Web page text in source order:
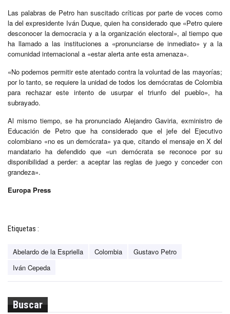
Las palabras de Petro han suscitado críticas por parte de voces como
la del expresidente Iván Duque, quien ha considerado que «Petro quiere
desconocer la democracia y a la organización electoral», al tiempo que
ha llamado a las instituciones a «pronunciarse de inmediato» y a la
comunidad internacional a «estar alerta ante esta amenaza».
«No podemos permitir este atentado contra la voluntad de las mayorías;
por lo tanto, se requiere la unidad de todos los demócratas de Colombia
para rechazar este intento de usurpar el triunfo del pueblo», ha
subrayado.
Al mismo tiempo, se ha pronunciado Alejandro Gaviria, exministro de
Educación de Petro que ha considerado que el jefe del Ejecutivo
colombiano «no es un demócrata» ya que, citando el mensaje en X del
mandatario ha defendido que «un demócrata se reconoce por su
disponibilidad a perder: a aceptar las reglas de juego y conceder con
grandeza».
Europa Press
Etiquetas :
Abelardo de la Espriella Colombia
Gustavo Petro
Iván Cepeda
Buscar